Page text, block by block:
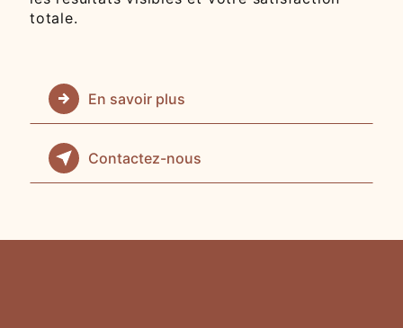
totale.
En savoir plus
Contactez-nous